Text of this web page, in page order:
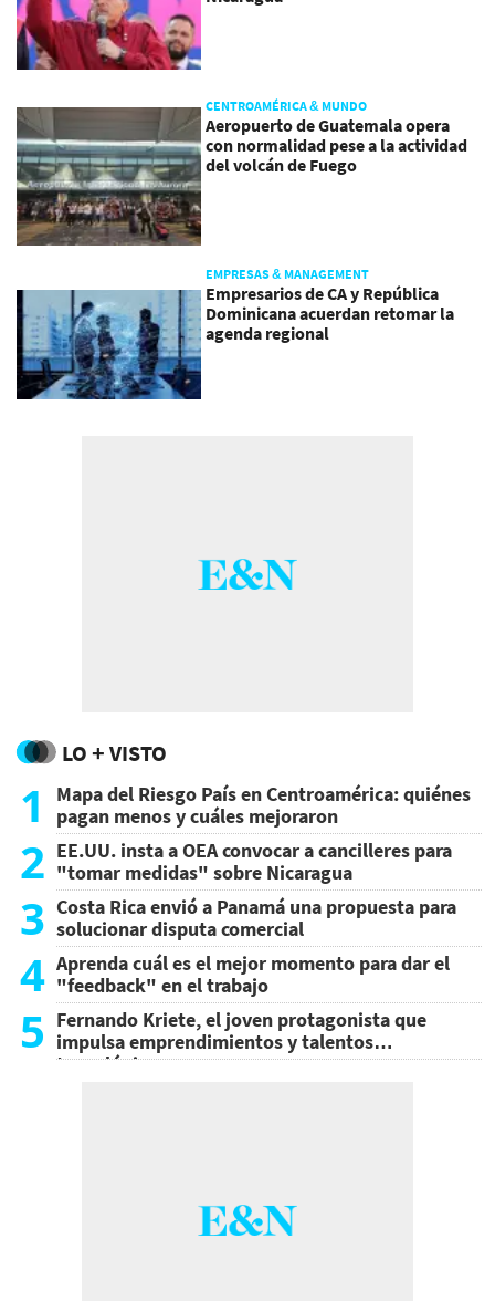
CENTROAMÉRICA & MUNDO
Aeropuerto de Guatemala opera
con normalidad pese a la actividad
del volcán de Fuego
EMPRESAS & MANAGEMENT
Empresarios de CA y República
Dominicana acuerdan retomar la
agenda regional
LO + VISTO
1
Mapa del Riesgo País en Centroamérica: quiénes
pagan menos y cuáles mejoraron
2 EE.UU. insta a OEA convocar a cancilleres para
"tomar medidas" sobre Nicaragua
3 Costa Rica envió a Panamá una propuesta para
solucionar disputa comercial
4 Aprenda cuál es el mejor momento para dar el
"feedback" en el trabajo
5 Fernando Kriete, el joven protagonista que
impulsa emprendimientos y talentos
tecnológicos